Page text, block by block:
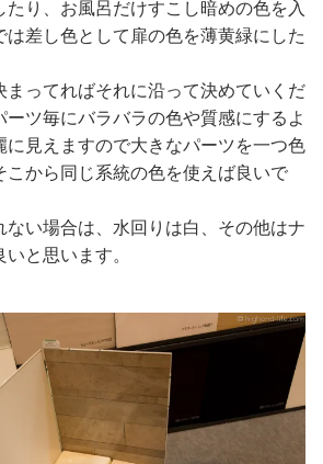
り、お風呂だけすこし暗めの色を入
差し色として扉の色を薄黄緑にした
まってればそれに沿って決めていくだ
ーツ毎にバラバラの色や質感にするよ
に見えますので大きなパーツを一つ色
こから同じ系統の色を使えば良いで
ない場合は、水回りは白、その他はナ
と思います。